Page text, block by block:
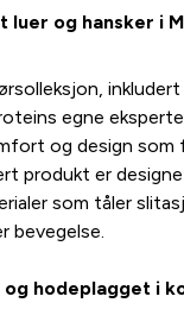
luer og hansker i
inkludert
egne
og design som
produkt er
som tåler
bevegelse.
og hodeplagget i